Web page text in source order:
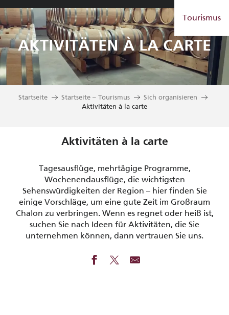
Aller
au
contenu
principal
Tourismus
AKTIVITÄTEN À LA CARTE
Startseite Startseite – Tourismus
Sich organisieren
Aktivitäten à la carte
Aktivitäten à la carte
Tagesausflüge, mehrtägige Programme,
Wochenendausflüge, die wichtigsten
Sehenswürdigkeiten der Region – hier finden Sie
einige Vorschläge, um eine gute Zeit im Großraum
Chalon zu verbringen. Wenn es regnet oder heiß ist,
suchen Sie nach Ideen für Aktivitäten, die Sie
unternehmen können, dann vertrauen Sie uns.